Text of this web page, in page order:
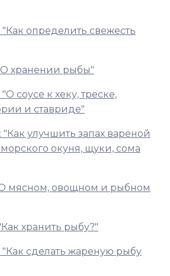
определить свежесть
хранении рыбы"
соусе к хеку, треске,
и ставриде"
улучшить запах варёной
окуня, щуки, сома
мясном, овощном и рыбном
хранить рыбу?"
сделать жареную рыбу